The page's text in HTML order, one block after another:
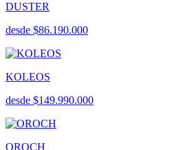
DUSTER
desde $86.190.000
KOLEOS
desde $149.990.000
OROCH